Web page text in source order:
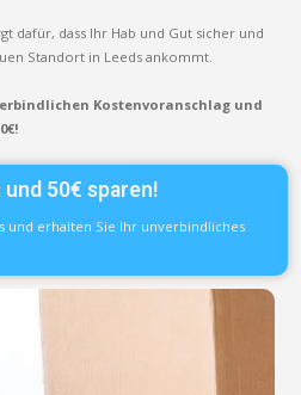
dafür, dass Ihr Hab und Gut sicher und
Standort in Leeds ankommt.
Kostenvoranschlag und
50€ sparen!
und erhalten Sie Ihr unverbindliches